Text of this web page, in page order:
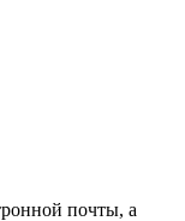
почты, а